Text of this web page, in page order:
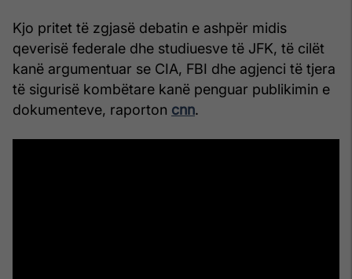
Kjo pritet të zgjasë debatin e ashpër midis
qeverisë federale dhe studiuesve të JFK, të cilët
kanë argumentuar se CIA, FBI dhe agjenci të tjera
të sigurisë kombëtare kanë penguar publikimin e
dokumenteve, raporton cnn.